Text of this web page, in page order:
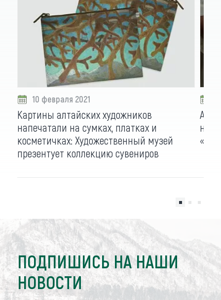
10 февраля 2021
Картины алтайских художников
напечатали на сумках, платках и
косметичках: Художественный музей
презентует коллекцию сувениров
на
ПОДПИШИСЬ НА НАШИ
НОВОСТИ